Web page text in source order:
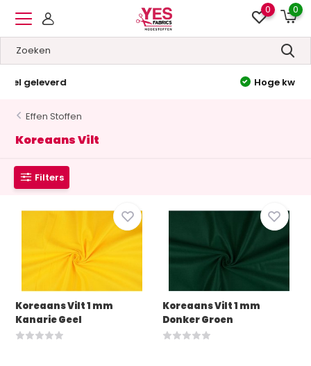
0 0
Effen Stoffen
Koreaans Vilt
Filters
Koreaans Vilt 1 mm
Kanarie Geel
Koreaans Vilt 1 mm
Donker Groen